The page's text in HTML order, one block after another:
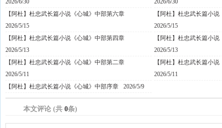
2026/6/30
2026/6/30
【阿杜】杜忠武长篇小说《心城》中部第六章
2026/5/15
【阿杜】杜忠武长篇小
2026/5/15
【阿杜】杜忠武长篇小说《心城》中部第四章
2026/5/13
【阿杜】杜忠武长篇小
2026/5/13
【阿杜】杜忠武长篇小说《心城》中部第二章
2026/5/11
【阿杜】杜忠武长篇小
2026/5/11
【阿杜】杜忠武长篇小说《心城》中部序章
2026/5/9
本文评论 (共 0条)